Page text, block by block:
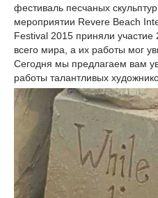
фестиваль песчаных
мероприятии Revere Beach
Festival 2015 приняли участие
всего мира, а их работы мог
Сегодня мы предлагаем вам
работы талантливых